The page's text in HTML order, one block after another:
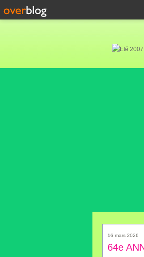
16 mars 2026
64e